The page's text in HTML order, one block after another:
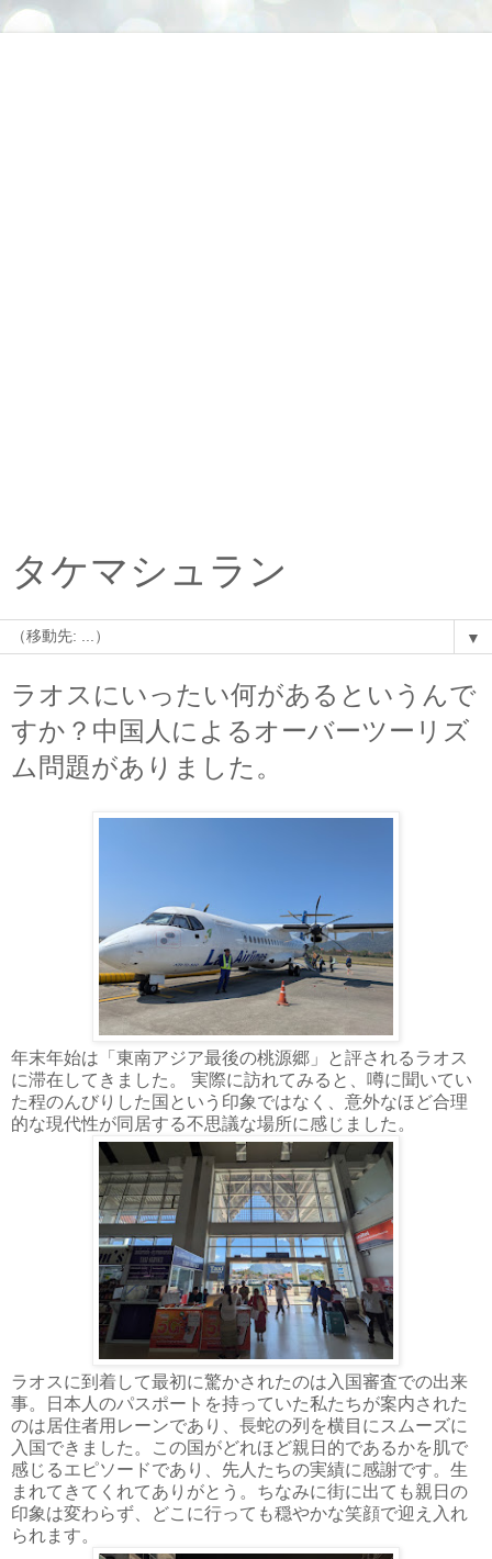
タケマシュラン
▼
ラオスにいったい何があるというんで
すか？中国人によるオーバーツーリズ
ム問題がありました。
年末年始は「東南アジア最後の桃源郷」と評されるラオス
に滞在してきました。 実際に訪れてみると、噂に聞いてい
た程のんびりした国という印象ではなく、意外なほど合理
的な現代性が同居する不思議な場所に感じました。
ラオスに到着して最初に驚かされたのは入国審査での出来
事。日本人のパスポートを持っていた私たちが案内された
のは居住者用レーンであり、長蛇の列を横目にスムーズに
入国できました。この国がどれほど親日的であるかを肌で
感じるエピソードであり、先人たちの実績に感謝です。生
まれてきてくれてありがとう。ちなみに街に出ても親日の
印象は変わらず、どこに行っても穏やかな笑顔で迎え入れ
られます。